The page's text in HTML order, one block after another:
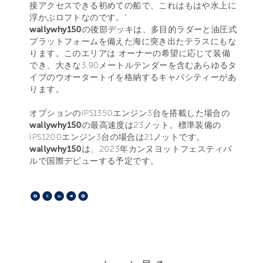
接アクセスできる初めての船で、これはもはや水上に
浮かぶロフトなのです。”
wallywhy150の後部デッキは、多目的ラダーと油圧式
プラットフォームを備えた海に突き出たテラスにもな
ります。このエリアは オーナーの希望に応じて装備
でき、大きな3.90メートルテンダーを含むあらゆるタ
イプのウオータートイを格納するキャパシティーがあ
ります。
オプションのIPS1350エンジン3台を搭載した場合の
wallywhy150の最高速度は23ノット。標準装備の
IPS1200エンジン3台の場合は21ノットです。
wallywhy150は、2023年カンヌヨットフェスティバ
ルで国際デビューする予定です。
Facebook
X LinkedIn
Telegram